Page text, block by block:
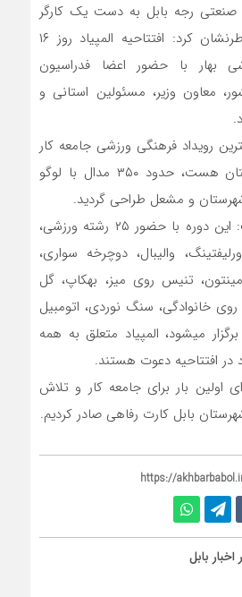
رجه بابل به دست یک کارگر
روشن خواهد شد خاطرنشان کرد: افتتاحیه المپیاد روز ۱۶
بهار با حضور اعضا فدراسیون
معاون وزیر، مسئولین استانی و
رویداد فرهنگی ورزشی جامعه کار
و تلاش در سطح استان هست، حدود ۳۵۰ مدال با لوگو
و مشعل طراحی گردید.
ابوحسینی بیان داشت: این دوره با حضور ۲۵ رشته ورزشی،
والیبال، دوچرخه سواری،
تنیس روی میز، بهکاپ، گل
خانوادگی، سنگ نوردی، اتومبیل
میشود، المپیاد متعلق به همه
در افتتاحیه دعوت هستند.
اولین بار برای جامعه کار و تلاش
بابل کارت رفاهی صادر کردیم.
https://
اخبار بابل